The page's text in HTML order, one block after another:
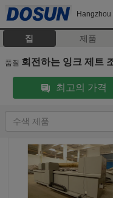
집 제품
품질 회전하는 잉크 제트
최고의 가격